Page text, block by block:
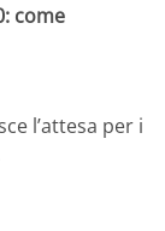
come
l’attesa per i